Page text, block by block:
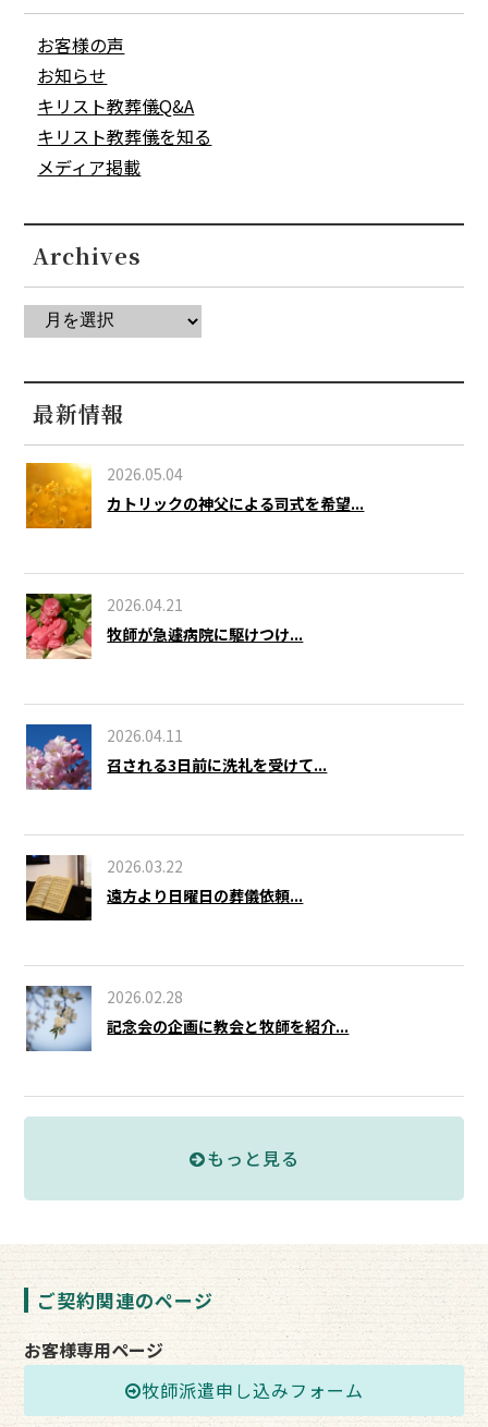
お客様の声
お知らせ
キリスト教葬儀Q&A
キリスト教葬儀を知る
メディア掲載
Archives
最新情報
2026.05.04
カトリックの神父による司式を希望...
2026.04.21
牧師が急遽病院に駆けつけ...
2026.04.11
召される3日前に洗礼を受けて...
2026.03.22
遠方より日曜日の葬儀依頼...
2026.02.28
記念会の企画に教会と牧師を紹介...
もっと見る
ご契約関連のページ
お客様専用ページ
牧師派遣申し込みフォーム